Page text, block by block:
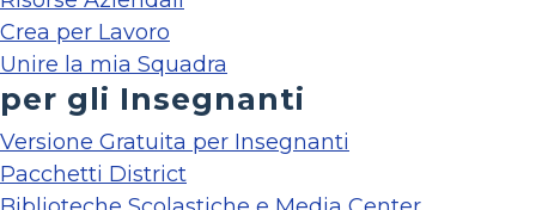
Crea per Lavoro
Unire la mia Squadra
per gli Insegnanti
Versione Gratuita per Insegnanti
Pacchetti District